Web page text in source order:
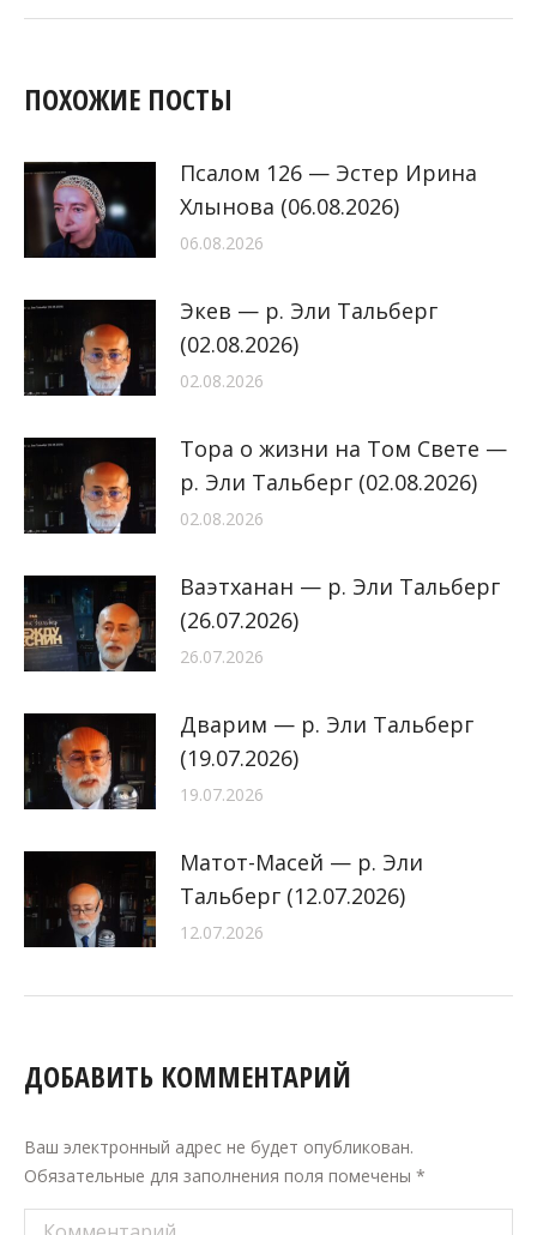
ПОХОЖИЕ ПОСТЫ
Псалом 126 — Эстер Ирина
Хлынова (06.08.2026)
06.08.2026
Экев — р. Эли Тальберг
(02.08.2026)
02.08.2026
Тора о жизни на Том Свете —
р. Эли Тальберг (02.08.2026)
02.08.2026
Ваэтханан — р. Эли Тальберг
(26.07.2026)
26.07.2026
Дварим — р. Эли Тальберг
(19.07.2026)
19.07.2026
Матот-Масей — р. Эли
Тальберг (12.07.2026)
12.07.2026
ДОБАВИТЬ КОММЕНТАРИЙ
Ваш электронный адрес не будет опубликован.
Обязательные для заполнения поля помечены *
Комментарий